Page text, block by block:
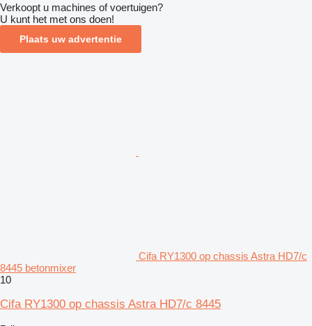
Verkoopt u machines of voertuigen?
U kunt het met ons doen!
Plaats uw advertentie
Cifa RY1300 op chassis Astra HD7/c
8445 betonmixer
10
Cifa RY1300 op chassis Astra HD7/c 8445